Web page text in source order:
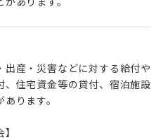
出産・災害などに対する給付や
、住宅資金等の貸付、宿泊施設
ります。